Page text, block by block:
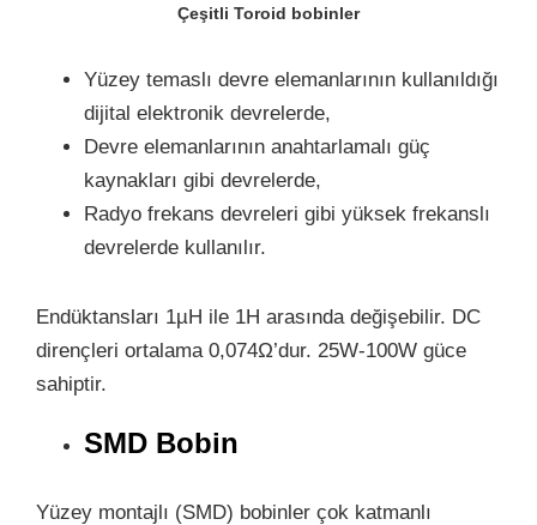
Çeşitli Toroid bobinler
Yüzey temaslı devre elemanlarının kullanıldığı
dijital elektronik devrelerde,
Devre elemanlarının anahtarlamalı güç
kaynakları gibi devrelerde,
Radyo frekans devreleri gibi yüksek frekanslı
devrelerde kullanılır.
Endüktansları 1µH ile 1H arasında değişebilir. DC
dirençleri ortalama 0,074Ω’dur. 25W-100W güce
sahiptir.
SMD Bobin
Yüzey montajlı (SMD) bobinler çok katmanlı